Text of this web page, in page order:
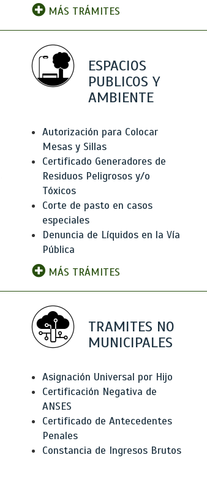
MÁS TRÁMITES
ESPACIOS
PUBLICOS Y
AMBIENTE
Autorización para Colocar
Mesas y Sillas
Certificado Generadores de
Residuos Peligrosos y/o
Tóxicos
Corte de pasto en casos
especiales
Denuncia de Líquidos en la Vía
Pública
MÁS TRÁMITES
TRAMITES NO
MUNICIPALES
Asignación Universal por Hijo
Certificación Negativa de
ANSES
Certificado de Antecedentes
Penales
Constancia de Ingresos Brutos